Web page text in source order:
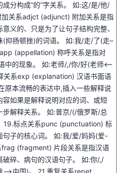
成分构成“的”字关系。 如:这/是/他/
关系adjct (adjunct) 附加关系是指
义的、只是为了让句子结构完整、
(抑扬顿挫)的词语。 如:我/走/了(走–
(appellation) 称呼关系是指对
中的现象。 如:老师/,/你/好(老师<–
关系exp (explanation) 汉语书面语
原本流畅的表达中,插入一些解释说
容如果是解释说明对应的词、或短
步解释关系。 如:普京/(/俄罗斯/总
19.标点关系punc (punctuation) 标
句子的核心词。 如:我/爱/妈妈(爱-
(fragment) 片段关系是指汉语
破碎、病句的汉语句子。 如:你/,/